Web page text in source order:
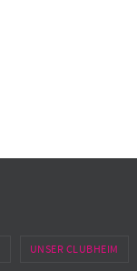
UNSER CLUBHEIM